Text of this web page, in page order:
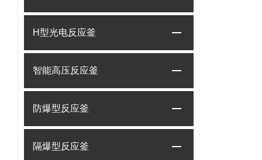
H型光电反应釜
智能高压反应釜
防爆型反应釜
隔爆型反应釜